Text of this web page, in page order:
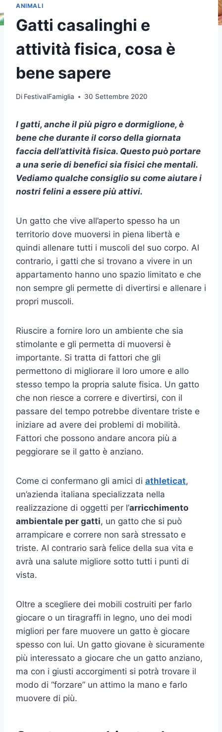
ANIMALI
Gatti casalinghi e
attività fisica, cosa è
bene sapere
Di FestivalFamiglia 30 Settembre 2020
I gatti, anche il più pigro e dormiglione, è
bene che durante il corso della giornata
faccia dell’attività fisica. Questo può portare
a una serie di benefici sia fisici che mentali.
Vediamo qualche consiglio su come aiutare i
nostri felini a essere più attivi.
Un gatto che vive all’aperto spesso ha un
territorio dove muoversi in piena libertà e
quindi allenare tutti i muscoli del suo corpo. Al
contrario, i gatti che si trovano a vivere in un
appartamento hanno uno spazio limitato e che
non sempre gli permette di divertirsi e allenare i
propri muscoli.
Riuscire a fornire loro un ambiente che sia
stimolante e gli permetta di muoversi è
importante. Si tratta di fattori che gli
permettono di migliorare il loro umore e allo
stesso tempo la propria salute fisica. Un gatto
che non riesce a correre e divertirsi, con il
passare del tempo potrebbe diventare triste e
iniziare ad avere dei problemi di mobilità.
Fattori che possono andare ancora più a
peggiorare se il gatto è anziano.
Come ci confermano gli amici di athleticat,
un’azienda italiana specializzata nella
realizzazione di oggetti per l’arricchimento
ambientale per gatti, un gatto che si può
arrampicare e correre non sarà stressato e
triste. Al contrario sarà felice della sua vita e
avrà una salute migliore sotto tutti i punti di
vista.
Oltre a scegliere dei mobili costruiti per farlo
giocare o un tiragraffi in legno, uno dei modi
migliori per fare muovere un gatto è giocare
spesso con lui. Un gatto giovane è sicuramente
più interessato a giocare che un gatto anziano,
ma con i giusti accorgimenti si potrà trovare il
modo di “forzare” un attimo la mano e farlo
muovere di più.